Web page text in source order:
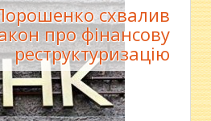
схвалив
про фінансову
реструктуризацію